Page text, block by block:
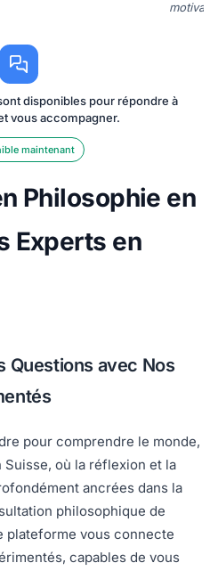
disponibles pour répondre à
vous accompagner.
maintenant
Philosophie en
Experts en
Questions avec Nos
pour comprendre le monde,
Suisse, où la réflexion et la
ancrées dans la
philosophique de
plateforme vous connecte
capables de vous